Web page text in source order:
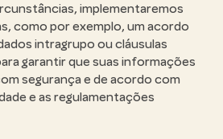
implementaremos
como por exemplo, um acordo
intragrupo ou cláusulas
garantir que suas informações
segurança e de acordo com
e as regulamentações